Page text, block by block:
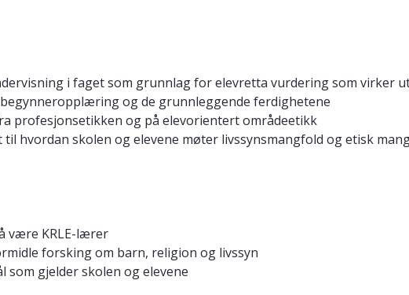
i faget som grunnlag for elevretta vurdering som virker
og de grunnleggende ferdighetene
profesjonsetikken og på elevorientert områdeetikk
hvordan skolen og elevene møter livssynsmangfold og etisk
være KRLE-lærer
forsking om barn, religion og livssyn
gjelder skolen og elevene